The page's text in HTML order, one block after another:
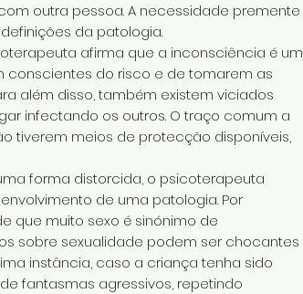
outra pessoa. A necessidade premente
da patologia.
afirma que a inconsciência é um
conscientes do risco e de tomarem as
além disso, também existem viciados
infectando os outros. O traço comum a
tiverem meios de protecção disponíveis,
forma distorcida, o psicoterapeuta
de uma patologia. Por
que muito sexo é sinónimo de
sobre sexualidade podem ser chocantes
instância, caso a criança tenha sido
fantasmas agressivos, repetindo